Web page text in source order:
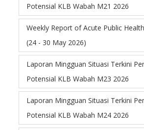
Potensial KLB Wabah M21 2026
Weekly Report of Acute Public
(24 - 30 May 2026)
Laporan Mingguan Situasi Terkini
Potensial KLB Wabah M23 2026
Laporan Mingguan Situasi Terkini
Potensial KLB Wabah M24 2026